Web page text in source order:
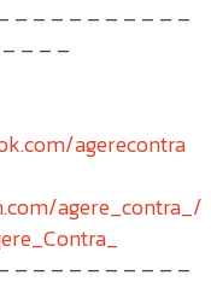
– – – – – – – – – –
– – –
agerecontra
agere_contra_/
– – – – – – – – – –